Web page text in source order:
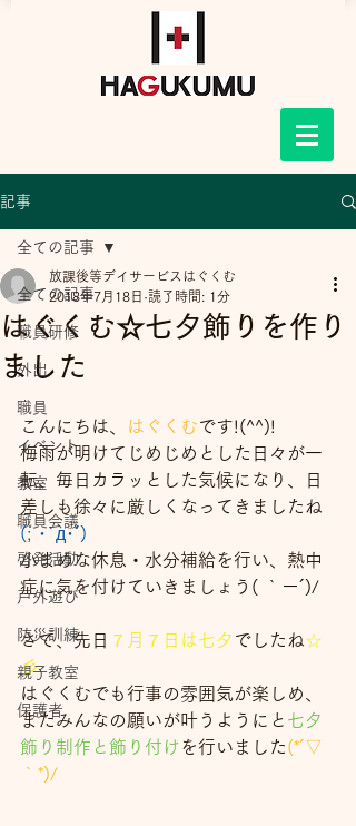
記事
全ての記事
職員研修
外出
職員
イベント
教室
職員会議
啓発活動
戸外遊び
防災訓練
親子教室
保護者
全ての記事
はぐくむ☆七夕飾りを作り
ました
放課後等デイサービスはぐくむ
2018年7月18日 読了時間: 1分
こんにちは、 はぐくむです!(^^)!
梅雨が明けてじめじめとした日々が一
転、毎日カラッとした気候になり、日
差しも徐々に厳しくなってきましたね
(; ･`д･´)
小まめな休息・水分補給を行い、熱中
症に気を付けていきましょう( ｀ー´)/
さて、先日 ７月７日は七夕 でしたね☆
彡
はぐくむでも行事の雰囲気が楽しめ、
またみんなの願いが叶うようにと 七夕
飾り制作と飾り付けを行いました(*´▽
｀*)/